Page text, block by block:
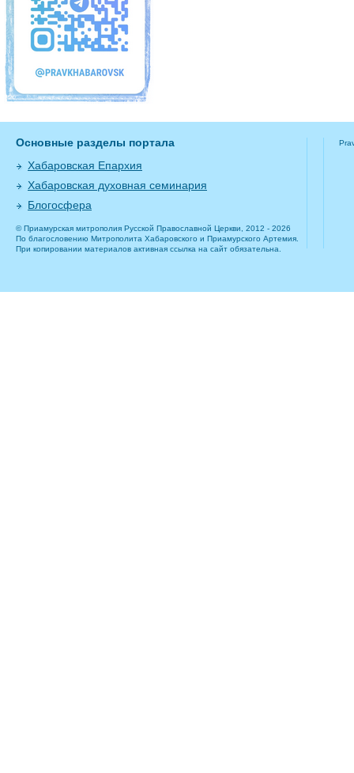
Основные разделы портала
Хабаровская Епархия
Хабаровская духовная семинария
Блогосфера
© Приамурская митрополия Русской Православной Церкви, 2012 - 2026
По благословению Митрополита Хабаровского и Приамурского Артемия.
При копировании материалов активная ссылка на сайт обязательна.